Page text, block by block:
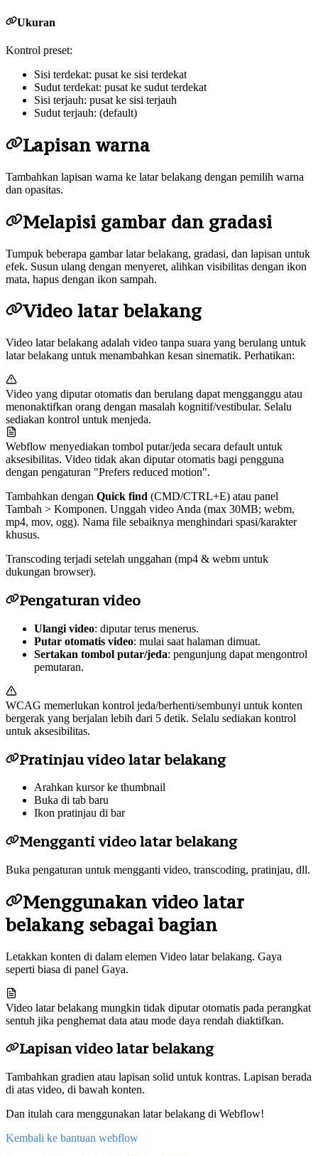
Ukuran
Kontrol preset:
Sisi terdekat: pusat ke sisi terdekat
Sudut terdekat: pusat ke sudut terdekat
Sisi terjauh: pusat ke sisi terjauh
Sudut terjauh: (default)
Lapisan warna
Tambahkan lapisan warna ke latar belakang dengan pemilih warna
dan opasitas.
Melapisi gambar dan gradasi
Tumpuk beberapa gambar latar belakang, gradasi, dan lapisan untuk
efek. Susun ulang dengan menyeret, alihkan visibilitas dengan ikon
mata, hapus dengan ikon sampah.
Video latar belakang
Video latar belakang adalah video tanpa suara yang berulang untuk
latar belakang untuk menambahkan kesan sinematik. Perhatikan:
Video yang diputar otomatis dan berulang dapat mengganggu atau
menonaktifkan orang dengan masalah kognitif/vestibular. Selalu
sediakan kontrol untuk menjeda.
Webflow menyediakan tombol putar/jeda secara default untuk
aksesibilitas. Video tidak akan diputar otomatis bagi pengguna
dengan pengaturan "Prefers reduced motion".
Tambahkan dengan Quick find (CMD/CTRL+E) atau panel
Tambah > Komponen. Unggah video Anda (max 30MB; webm,
mp4, mov, ogg). Nama file sebaiknya menghindari spasi/karakter
khusus.
Transcoding terjadi setelah unggahan (mp4 & webm untuk
dukungan browser).
Pengaturan video
Ulangi video: diputar terus menerus.
Putar otomatis video: mulai saat halaman dimuat.
Sertakan tombol putar/jeda: pengunjung dapat mengontrol
pemutaran.
WCAG memerlukan kontrol jeda/berhenti/sembunyi untuk konten
bergerak yang berjalan lebih dari 5 detik. Selalu sediakan kontrol
untuk aksesibilitas.
Pratinjau video latar belakang
Arahkan kursor ke thumbnail
Buka di tab baru
Ikon pratinjau di bar
Mengganti video latar belakang
Buka pengaturan untuk mengganti video, transcoding, pratinjau, dll.
Menggunakan video latar
belakang sebagai bagian
Letakkan konten di dalam elemen Video latar belakang. Gaya
seperti biasa di panel Gaya.
Video latar belakang mungkin tidak diputar otomatis pada perangkat
sentuh jika penghemat data atau mode daya rendah diaktifkan.
Lapisan video latar belakang
Tambahkan gradien atau lapisan solid untuk kontras. Lapisan berada
di atas video, di bawah konten.
Dan itulah cara menggunakan latar belakang di Webflow!
Kembali ke bantuan webflow